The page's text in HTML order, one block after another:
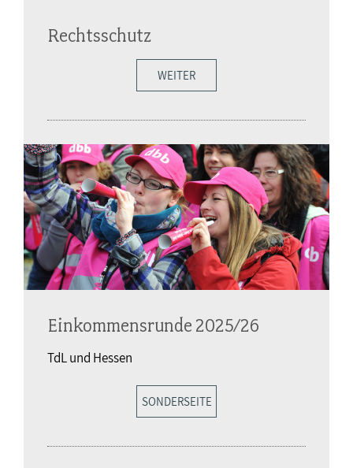
Rechtsschutz
WEITER
Einkommensrunde 2025/26
TdL und Hessen
SONDERSEITE